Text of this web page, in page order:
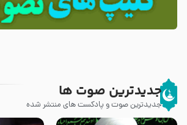
جدیدترین صوت ها
جدیدترین صوت و پادکست های منتشر شده